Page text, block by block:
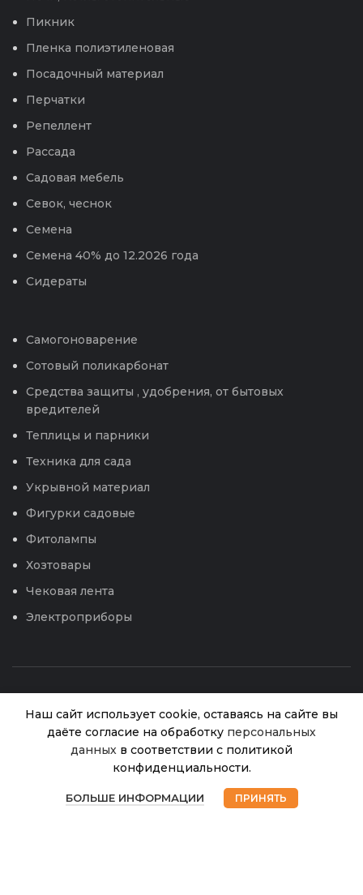
Пикник
Пленка полиэтиленовая
Посадочный материал
Перчатки
Репеллент
Рассада
Садовая мебель
Севок, чеснок
Семена
Семена 40% до 12.2026 года
Сидераты
Самогоноварение
Сотовый поликарбонат
Средства защиты , удобрения, от бытовых
вредителей
Теплицы и парники
Техника для сада
Укрывной материал
Фигурки садовые
Фитолампы
Хозтовары
Чековая лента
Электроприборы
Интернет магазин Успех. ИП Хрипунов Сергей
Александрович
ИНН 420800180243 / ОГРНИП 304420530300327
Наш сайт использует cookie, оставаясь на сайте вы
даёте согласие на обработку персональных
данных в соответствии с политикой
конфиденциальности.
БОЛЬШЕ ИНФОРМАЦИИ ПРИНЯТЬ
Решетка
Садовая
1х20м
900.00₽
наличии
Магазин Избранное Корзина Мой аккаунт